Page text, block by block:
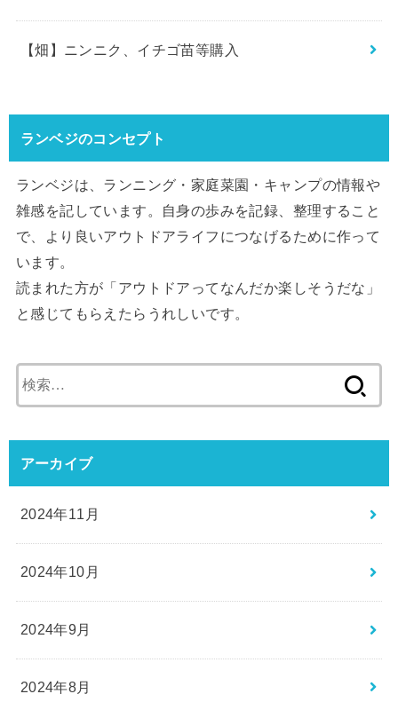
【畑】ニンニク、イチゴ苗等購入
ランベジのコンセプト
ランベジは、ランニング・家庭菜園・キャンプの情報や
雑感を記しています。自身の歩みを記録、整理すること
で、より良いアウトドアライフにつなげるために作って
います。
読まれた方が「アウトドアってなんだか楽しそうだな」
と感じてもらえたらうれしいです。
索:
アーカイブ
2024年11月
2024年10月
2024年9月
2024年8月